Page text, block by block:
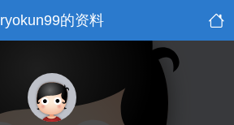
ryokun99的资料